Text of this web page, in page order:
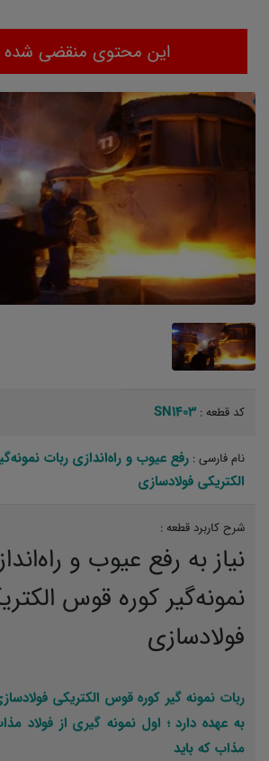
این محتوی منقضی
کد قطعه : SN1403
نام فارسی : رفع عیوب و راه‌اندازی ربات
الکتریکی فولادسازی
شرح کاربرد قطعه :
نیاز به رفع عیوب و
نمونه‌گیر کوره قوس
فولادسازی
ربات نمونه گیر کوره قوس الکتریکی
به عهده دارد ؛ اول نمونه گیری از فولاد
مذاب که باید